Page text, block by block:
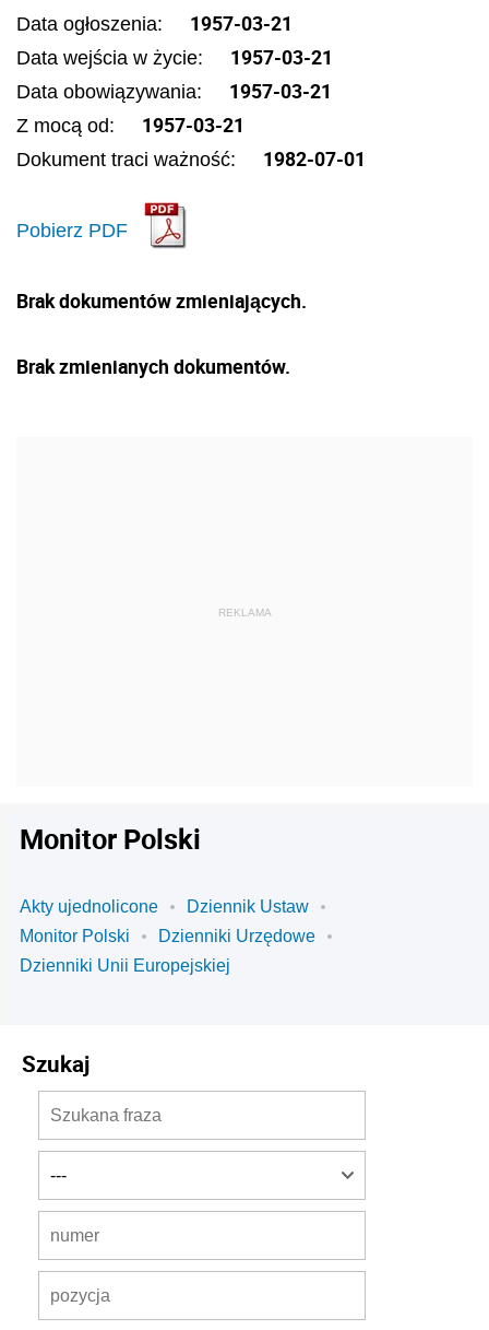
Data ogłoszenia: 1957-03-21
Data wejścia w życie: 1957-03-21
Data obowiązywania: 1957-03-21
Z mocą od: 1957-03-21
Dokument traci ważność: 1982-07-01
Pobierz PDF
Brak dokumentów zmieniających.
Brak zmienianych dokumentów.
Monitor Polski
Akty ujednolicone
Dziennik Ustaw
Monitor Polski
Dzienniki Urzędowe
Dzienniki Unii Europejskiej
Szukaj